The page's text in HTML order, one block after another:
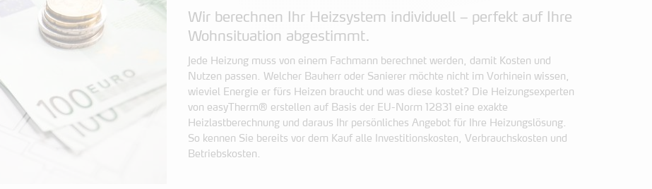
Wir berechnen Ihr Heizsystem individuell – perfekt auf Ihre
Wohnsituation abgestimmt.
Jede Heizung muss von einem Fachmann berechnet werden, damit Kosten und
Nutzen passen. Welcher Bauherr oder Sanierer möchte nicht im Vorhinein wissen,
wieviel Energie er fürs Heizen braucht und was diese kostet? Die Heizungsexperten
von easyTherm® erstellen auf Basis der EU-Norm 12831 eine exakte
Heizlastberechnung und daraus Ihr persönliches Angebot für Ihre Heizungslösung.
So kennen Sie bereits vor dem Kauf alle Investitionskosten, Verbrauchskosten und
Betriebskosten.